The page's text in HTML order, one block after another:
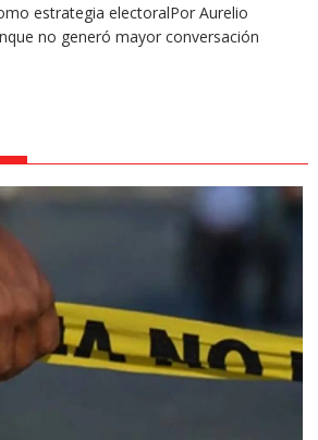
estrategia electoralPor Aurelio
no generó mayor conversación